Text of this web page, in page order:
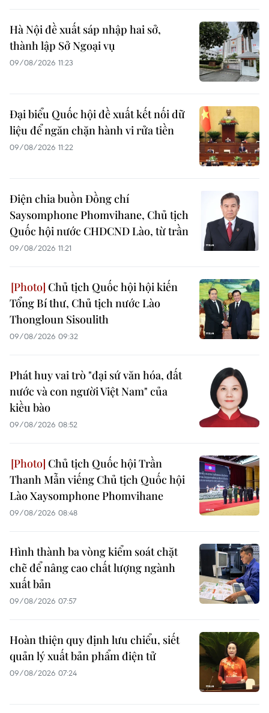
Hà Nội đề xuất sáp nhập hai sở,
thành lập Sở Ngoại vụ
09/08/2026 11:23
Đại biểu Quốc hội đề xuất kết nối dữ
liệu để ngăn chặn hành vi rửa tiền
09/08/2026 11:22
Điện chia buồn Đồng chí
Saysomphone Phomvihane, Chủ tịch
Quốc hội nước CHDCND Lào, từ trần
09/08/2026 11:21
Chủ tịch Quốc hội hội kiến
Tổng Bí thư, Chủ tịch nước Lào
Thongloun Sisoulith
09/08/2026 09:32
Phát huy vai trò "đại sứ văn hóa, đất
nước và con người Việt Nam" của
kiều bào
09/08/2026 08:52
Chủ tịch Quốc hội Trần
Thanh Mẫn viếng Chủ tịch Quốc hội
Lào Xaysomphone Phomvihane
09/08/2026 08:48
Hình thành ba vòng kiểm soát chặt
chẽ để nâng cao chất lượng ngành
xuất bản
09/08/2026 07:57
Hoàn thiện quy định lưu chiểu, siết
quản lý xuất bản phẩm điện tử
09/08/2026 07:24